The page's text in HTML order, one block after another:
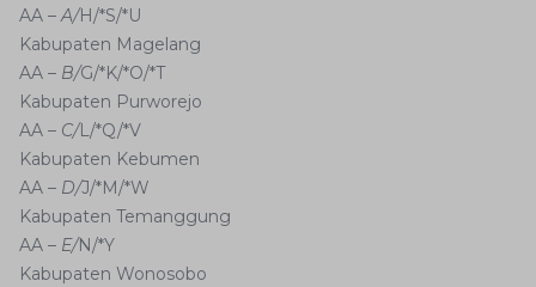
AA –A/H/*S/*U
Kabupaten Magelang
AA – B/G/*K/*O/*T
Kabupaten Purworejo
AA – C/L/*Q/*V
Kabupaten Kebumen
AA – D/J/*M/*W
Kabupaten Temanggung
AA – E/N/*Y
Kabupaten Wonosobo